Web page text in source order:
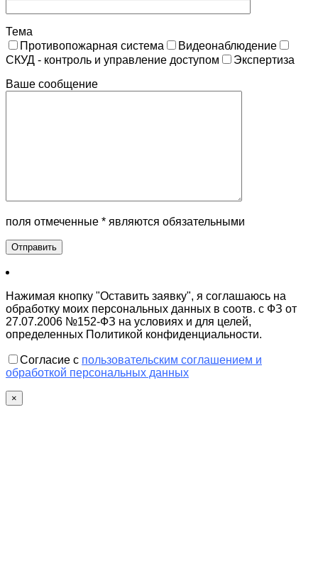
Тема
Противопожарная система
Видеонаблюдение
СКУД - контроль и управление доступом
Экспертиза
Ваше сообщение
поля отмеченные * являются обязательными
Нажимая кнопку "Оставить заявку", я соглашаюсь на
обработку моих персональных данных в соотв. с ФЗ от
27.07.2006 №152-ФЗ на условиях и для целей,
определенных Политикой конфиденциальности.
Согласие с пользовательским соглашением и
обработкой персональных данных
×